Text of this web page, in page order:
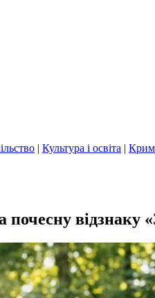
| Культура і освіта |
відзнаку